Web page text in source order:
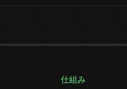
仕組み